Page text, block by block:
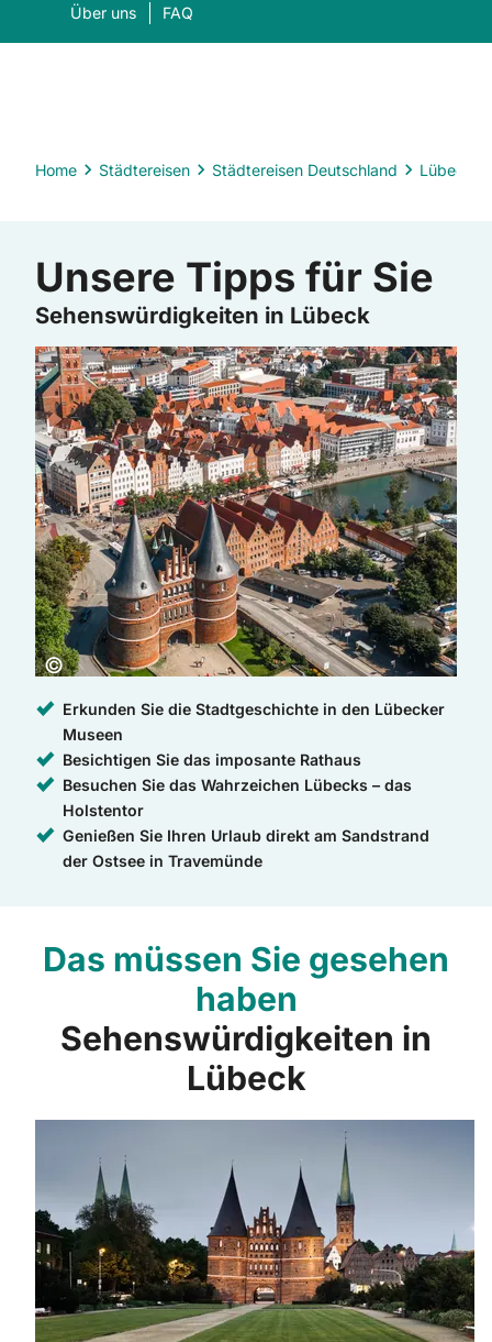
Über uns FAQ
Home Städtereisen Städtereisen Deutschland Lübeck
Unsere Tipps für Sie
Sehenswürdigkeiten in Lübeck
Copyright:
©
Erkunden Sie die Stadtgeschichte in den Lübecker
Museen
Besichtigen Sie das imposante Rathaus
Besuchen Sie das Wahrzeichen Lübecks – das
Holstentor
Genießen Sie Ihren Urlaub direkt am Sandstrand
der Ostsee in Travemünde
Das müssen Sie gesehen
haben
Sehenswürdigkeiten in
Lübeck